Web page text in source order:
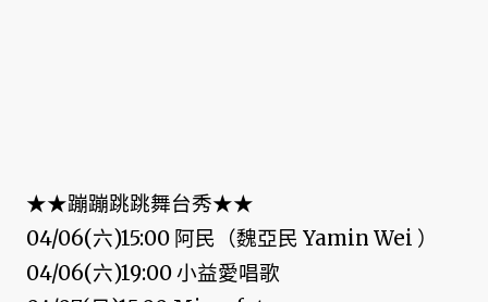
★★蹦蹦跳跳舞台秀★★
04/06(六)15:00 阿民（魏亞民 Yamin Wei ）
04/06(六)19:00 小益愛唱歌